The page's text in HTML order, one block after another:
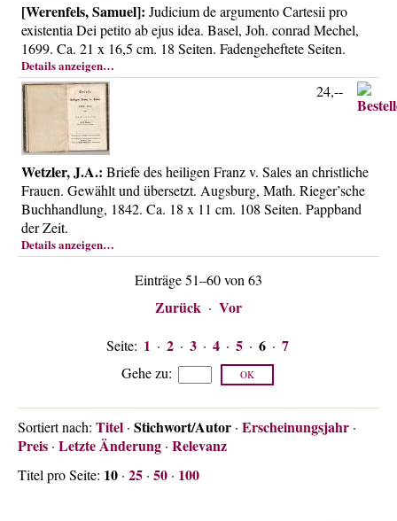
[Werenfels, Samuel]: Judicium de argumento Cartesii pro
existentia Dei petito ab ejus idea. Basel, Joh. conrad Mechel,
1699. Ca. 21 x 16,5 cm. 18 Seiten. Fadengeheftete Seiten.
Details anzeigen…
Wetzler, J.A.: Briefe des heiligen Franz v. Sales an christliche
Frauen. Gewählt und übersetzt. Augsburg, Math. Rieger’sche
Buchhandlung, 1842. Ca. 18 x 11 cm. 108 Seiten. Pappband
der Zeit.
Details anzeigen…
24,--
Einträge 51–60 von 63
Zurück · Vor
Seite: 1 · 2 · 3 · 4 · 5 · 6 · 7
Gehe zu:
Sortiert nach: Titel · Stichwort/Autor · Erscheinungsjahr ·
Preis · Letzte Änderung · Relevanz
Titel pro Seite: 10 · 25 · 50 · 100